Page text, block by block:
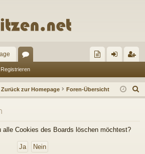
or
en un
de
s
m
el
n
ist
rie
Registrieren
Zurück zur Homepage Foren-Übersicht
u
alle Cookies des Boards löschen möchtest?